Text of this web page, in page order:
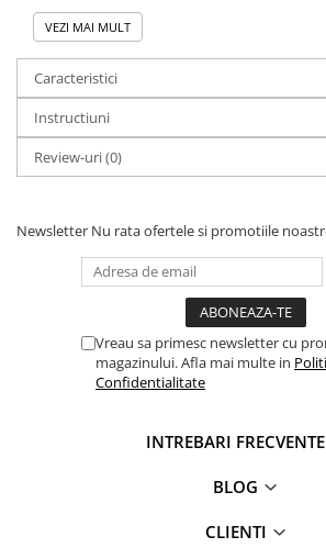
între pieptul tău și al copilului atunci
vara, schimbându-l de fiecare dată
că bavețică la mesele afară sau în
hârtie
atunci când pui bebelușul pe umăr
pentru a proteja bretelele sistemului
saliva lui bebe
90 de grade dacă este nevoie. Dacă
spălare este foarte ridicată, vor intra
VEZI MAI MULT
Caracteristici
Instructiuni
Review-uri(0)
Newsletter Nu rata ofertele si promotiile
Vreau sa primesc newsletter cu
magazinului. Afla mai multe in
Confidentialitate
INTREBARI FRECVENTE
BLOG
CLIENTI